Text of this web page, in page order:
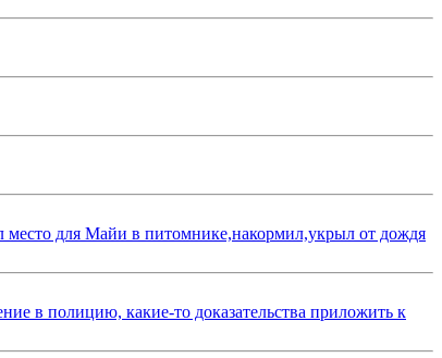
для Майи в питомнике,накормил,укрыл от дождя
в полицию, какие-то доказательства приложить к